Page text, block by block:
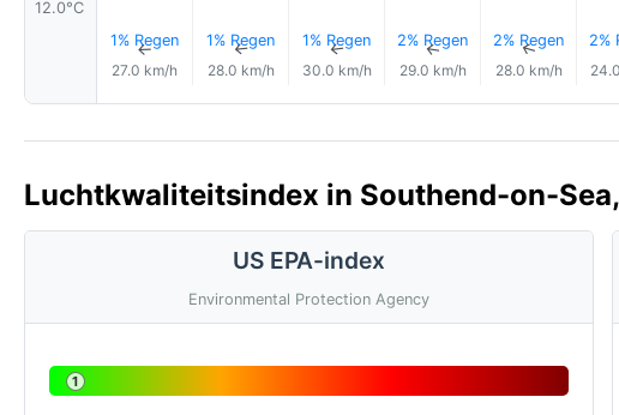
12.0°C
1% Regen
↑
27.0 km/h
1% Regen
↑
28.0 km/h
1% Regen
↑
30.0 km/h
2% Regen
↑
29.0 km/h
2% Regen
↑
28.0 km/h
2%
Luchtkwaliteitsindex in Southend-on-
US EPA-index
Environmental Protection Agency
1